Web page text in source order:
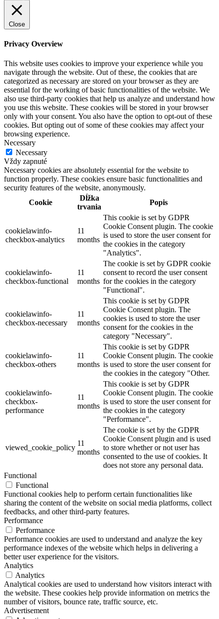
Close
Privacy Overview
This website uses cookies to improve your experience while you
navigate through the website. Out of these, the cookies that are
categorized as necessary are stored on your browser as they are
essential for the working of basic functionalities of the website. We
also use third-party cookies that help us analyze and understand how
you use this website. These cookies will be stored in your browser
only with your consent. You also have the option to opt-out of these
cookies. But opting out of some of these cookies may affect your
browsing experience.
Necessary
Necessary
Vždy zapnuté
Necessary cookies are absolutely essential for the website to
function properly. These cookies ensure basic functionalities and
security features of the website, anonymously.
Cookie
Dĺžka
trvania
Popis
cookielawinfo-
checkbox-analytics
11
months
This cookie is set by GDPR
Cookie Consent plugin. The cookie
is used to store the user consent for
the cookies in the category
"Analytics".
cookielawinfo-
checkbox-functional
11
months
The cookie is set by GDPR cookie
consent to record the user consent
for the cookies in the category
"Functional".
cookielawinfo-
checkbox-necessary
11
months
This cookie is set by GDPR
Cookie Consent plugin. The
cookies is used to store the user
consent for the cookies in the
category "Necessary".
cookielawinfo-
checkbox-others
11
months
This cookie is set by GDPR
Cookie Consent plugin. The cookie
is used to store the user consent for
the cookies in the category "Other.
cookielawinfo-
checkbox-
performance
11
months
This cookie is set by GDPR
Cookie Consent plugin. The cookie
is used to store the user consent for
the cookies in the category
"Performance".
viewed_cookie_policy
11
months
The cookie is set by the GDPR
Cookie Consent plugin and is used
to store whether or not user has
consented to the use of cookies. It
does not store any personal data.
Functional
Functional
Functional cookies help to perform certain functionalities like
sharing the content of the website on social media platforms, collect
feedbacks, and other third-party features.
Performance
Performance
Performance cookies are used to understand and analyze the key
performance indexes of the website which helps in delivering a
better user experience for the visitors.
Analytics
Analytics
Analytical cookies are used to understand how visitors interact with
the website. These cookies help provide information on metrics the
number of visitors, bounce rate, traffic source, etc.
Advertisement